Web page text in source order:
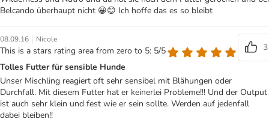
Belcando überhaupt nicht 😀😊 Ich hoffe das es so bleibt
08.09.16 | Nicole
This is a stars rating area from zero to 5: 5/5
3
Tolles Futter für sensible Hunde
Unser Mischling reagiert oft sehr sensibel mit Blähungen oder
Durchfall. Mit diesem Futter hat er keinerlei Probleme!!! Und der Output
ist auch sehr klein und fest wie er sein sollte. Werden auf jedenfall
dabei bleiben!!